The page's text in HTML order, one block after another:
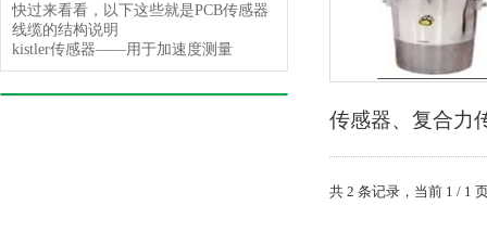
快过来看看，以下这些就是PCB传感器
线缆的结构说明
kistler传感器——用于加速度测量
传感器、复合力
共 2 条记录，当前 1 / 1